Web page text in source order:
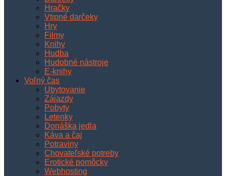
Hračky
Vtipné darčeky
Hry
Filmy
Knihy
Hudba
Hudobné nástroje
E-knihy
Voľný čas
Ubytovanie
Zájazdy
Pobyty
Letenky
Donáška jedla
Káva a čaj
Potraviny
Chovateľské potreby
Erotické pomôcky
Webhosting